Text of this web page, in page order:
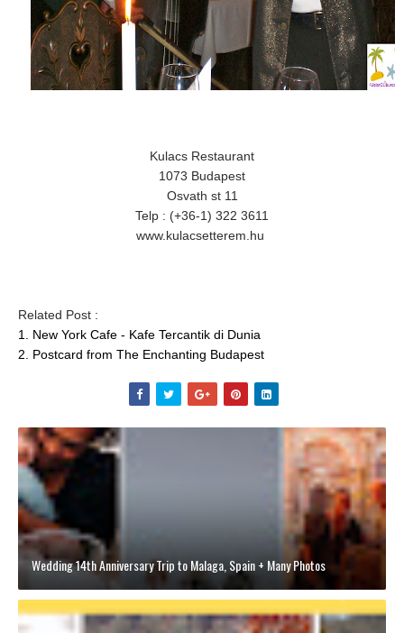
Kulacs Restaurant
1073 Budapest
Osvath st 11
Telp : (+36-1) 322 3611
www.kulacsetterem.hu
Related Post :
1. New York Cafe - Kafe Tercantik di Dunia
2. Postcard from The Enchanting Budapest
Wedding 14th Anniversary Trip to Malaga, Spain + Many Photos